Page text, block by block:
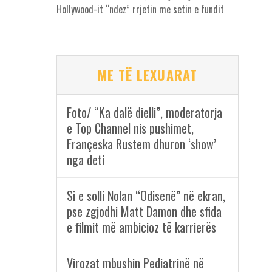
Hollywood-it “ndez” rrjetin me setin e fundit
ME TË LEXUARAT
Foto/ “Ka dalë dielli”, moderatorja
e Top Channel nis pushimet,
Françeska Rustem dhuron ‘show’
nga deti
Si e solli Nolan “Odisenë” në ekran,
pse zgjodhi Matt Damon dhe sfida
e filmit më ambicioz të karrierës
Virozat mbushin Pediatrinë në